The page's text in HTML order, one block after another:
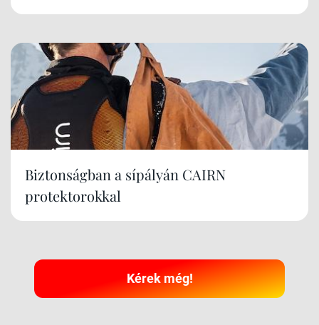
Biztonságban a sípályán CAIRN
protektorokkal
Kérek még!